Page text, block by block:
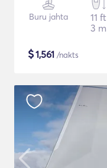
Buru jahta
11 ft
3 m
$1,561 /nakts